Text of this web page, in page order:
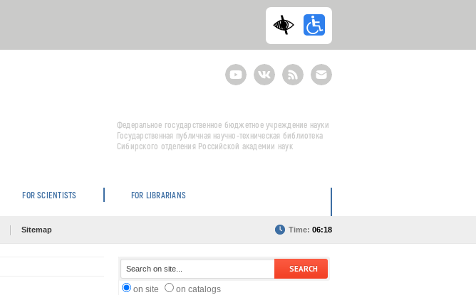
YoutubeВКонтактеRSS
E-
mail
подписка
Федеральное государственное бюджетное учреждение науки
Государственная публичная научно-техническая библиотека
Сибирского отделения Российской академии наук
FOR SCIENTISTS
FOR LIBRARIANS
Sitemap Time: 06:18
on site
on catalogs